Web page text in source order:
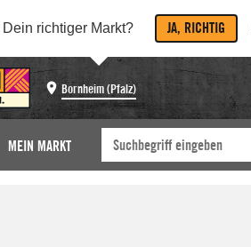
Dein richtiger Markt? JA, RICHTIG
Bornheim (Pfalz)
MEIN MARKT